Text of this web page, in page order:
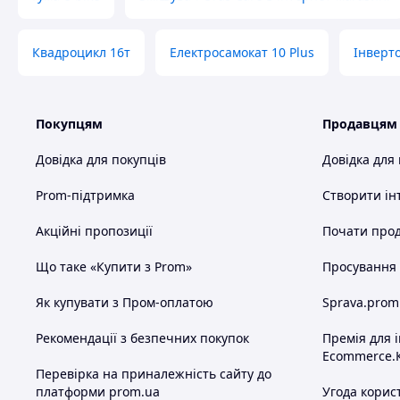
Квадроцикл 16т Електросамокат 10 Plus
Покупцям
Довідка для покупців
Prom-підтримка
Акційні пропозиції
Що таке «Купити з Prom»
Як купувати з Пром-оплатою
Рекомендації з безпечних покупок
Перевірка на приналежність сайту до
платформи prom.ua
Продавцям
Довідка для
Створити
Почати
Просування
Премія для
Угода